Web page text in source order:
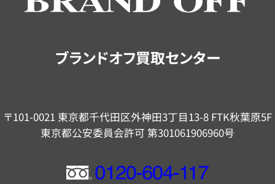
ブランドオフ買取センター
〒101-0021 東京都千代田区外神田3丁目13-8 FTK秋葉原5F
東京都公安委員会許可 第301061906960号
フ